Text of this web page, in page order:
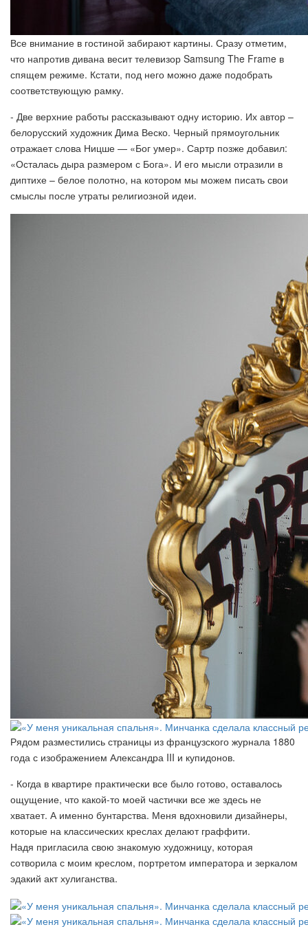
Все внимание в гостиной забирают картины. Сразу отметим,
что напротив дивана весит телевизор Samsung The Frame в
спящем режиме. Кстати, под него можно даже подобрать
соответствующую рамку.
- Две верхние работы рассказывают одну историю. Их автор –
белорусский художник Дима Веско. Черный прямоугольник
отражает слова Ницше — «Бог умер». Сартр позже добавил:
«Осталась дыра размером с Бога». И его мысли отразили в
диптихе – белое полотно, на котором мы можем писать свои
смыслы после утраты религиозной идеи.
Рядом разместились страницы из французского журнала 1880
года с изображением Александра III и купидонов.
- Когда в квартире практически все было готово, оставалось
ощущение, что какой-то моей частички все же здесь не
хватает. А именно бунтарства. Меня вдохновили дизайнеры,
которые на классических креслах делают граффити.
Надя пригласила свою знакомую художницу, которая
сотворила с моим креслом, портретом императора и зеркалом
эдакий акт хулиганства.